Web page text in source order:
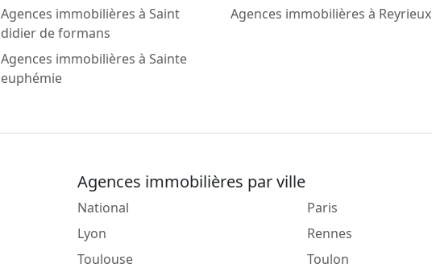
Agences immobilières à Saint
didier de formans
Agences immobilières à Reyrieux
Agences immobilières à Sainte
euphémie
Agences immobilières par ville
National
Lyon
Toulouse
Paris
Rennes
Toulon